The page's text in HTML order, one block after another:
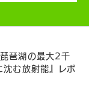
琶湖の最大2千
む放射能』レポ